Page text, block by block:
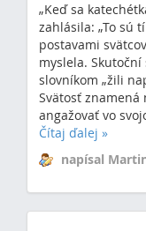
„Keď sa
zahlásila: „To sú
postavami
myslela.
slovníkom „žili
Svätosť
angažovať vo
Čítaj ďalej »
napísal